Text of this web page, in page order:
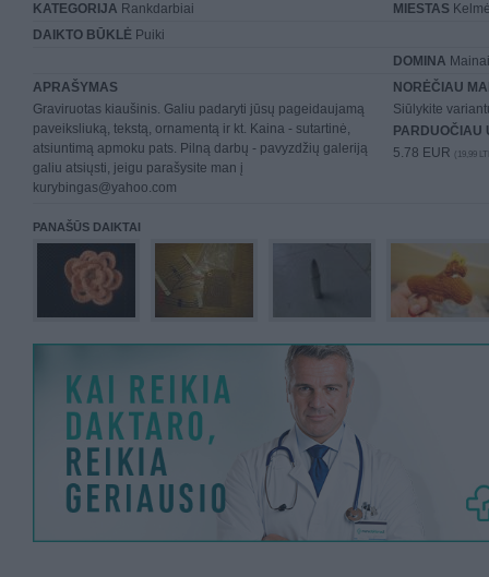
KATEGORIJA Rankdarbiai MIESTAS
DAIKTO BŪKLĖ Puiki
DOMINA
APRAŠYMAS
Graviruotas kiaušinis. Galiu padaryti jūsų pageidaujamą
paveiksliuką, tekstą, ornamentą ir kt. Kaina - sutartinė,
atsiuntimą apmoku pats. Pilną darbų - pavyzdžių galeriją
galiu atsiųsti, jeigu parašysite man į
kurybingas@yahoo.com
NORĖČIAU
Siūlykite
PARDUOČIAU
5.78 EUR (19,99
PANAŠŪS DAIKTAI